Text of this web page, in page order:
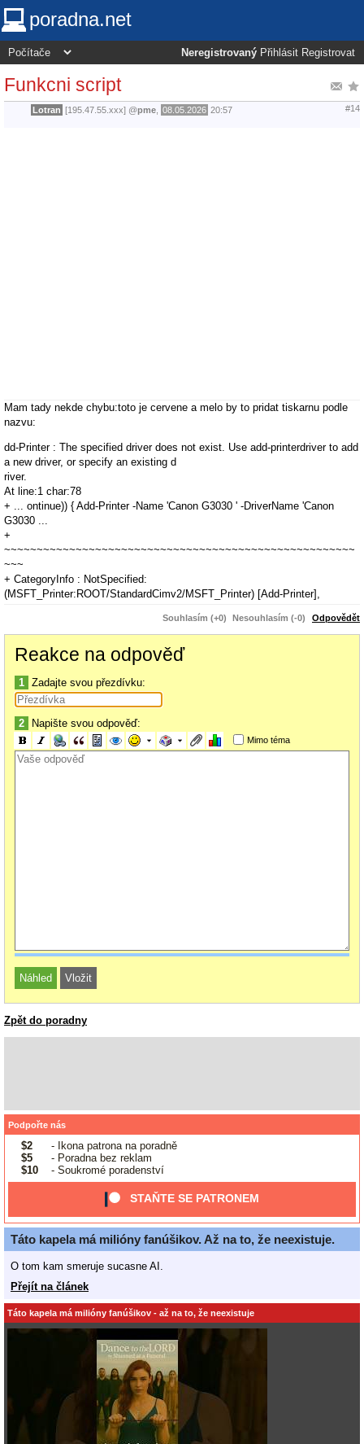
poradna.net
Neregistrovaný Přihlásit Registrovat
Funkcni script
Lotran [195.47.55.xxx] @pme 08.05.2026 20:57 #14
Mam tady nekde chybu:toto je cervene a melo by to pridat tiskarnu podle
nazvu:
dd-Printer : The specified driver does not exist. Use add-printerdriver to add
a new driver, or specify an existing d
river.
At line:1 char:78
+ ... ontinue)) { Add-Printer -Name 'Canon G3030 ' -DriverName 'Canon
G3030 ...
+
~~~~~~~~~~~~~~~~~~~~~~~~~~~~~~~~~~~~~~~~~~~~~~~~~~~~~~
~~~
+ CategoryInfo : NotSpecified:
(MSFT_Printer:ROOT/StandardCimv2/MSFT_Printer) [Add-Printer],
+ FullyQualifiedErrorId : HRESULT 0x80070705,Add-Printer
Souhlasím (+0) Nesouhlasím (-0) Odpovědět
Reakce na odpověď
1 Zadajte svou přezdívku:
2 Napište svou odpověď:
Mimo téma
Zpět do poradny
Podpořte nás
$2
- Ikona patrona na poradně
$5
- Poradna bez reklam
$10
- Soukromé poradenství
STAŇTE SE PATRONEM
Táto kapela má milióny fanúšikov. Až na to, že neexistuje.
O tom kam smeruje sucasne AI.
Přejít na článek
Táto kapela má milióny fanúšikov - až na to, že neexistuje